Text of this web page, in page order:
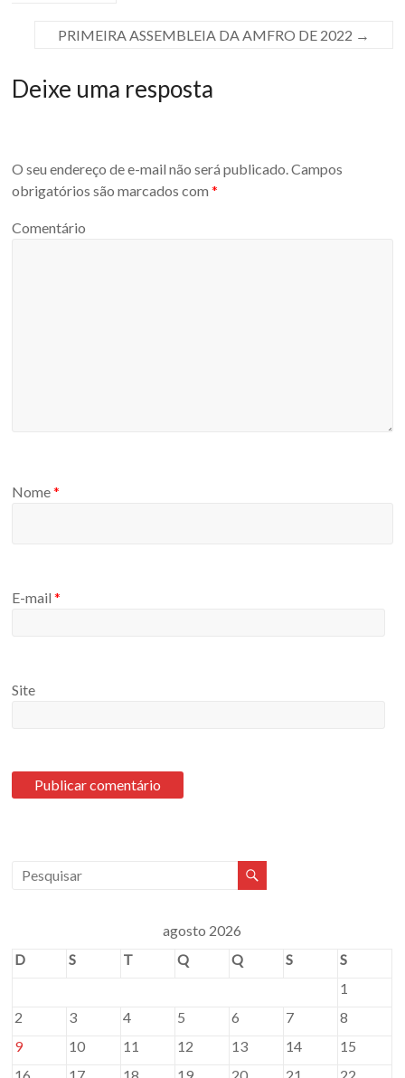
PRIMEIRA ASSEMBLEIA DA AMFRO DE 2022 →
Deixe uma resposta
O seu endereço de e-mail não será publicado. Campos
obrigatórios são marcados com*
Comentário
Nome*
E-mail*
Site
agosto 2026
D
S T Q Q S
S
1
2
3 4 5 6 7
8
9
10 11 12 13 14
15
16
17 18 19 20 21
22